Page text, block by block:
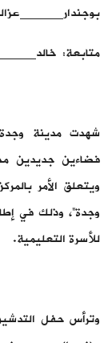
متابعة:
شهدت مدينة
فضاءين جديدين
ويتعلق الأمر
وجدة”، وذلك في
للأسرة التعليمية.
وترأس حفل